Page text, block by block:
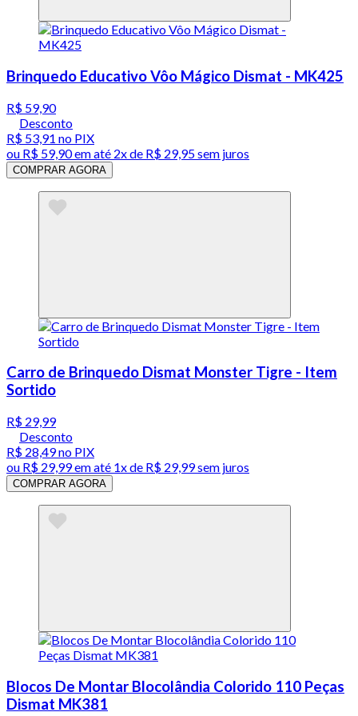
Brinquedo Educativo Vôo Mágico Dismat - MK425
R$ 59,90
Desconto
R$ 53,91 no PIX
ou R$ 59,90em até 2x de R$ 29,95 sem juros
COMPRAR AGORA
Carro de Brinquedo Dismat Monster Tigre - Item
Sortido
R$ 29,99
Desconto
R$ 28,49no PIX
ou R$ 29,99em até 1x de R$ 29,99sem juros
COMPRAR AGORA
Blocos De Montar Blocolândia Colorido 110 Peças
Dismat MK381